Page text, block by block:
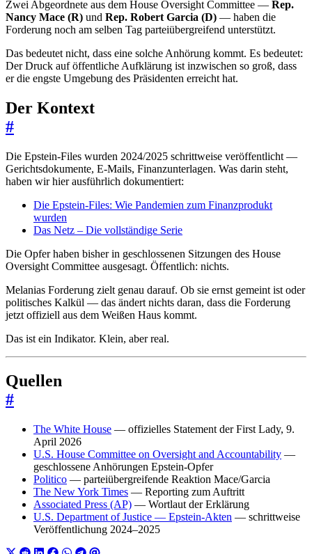
Zwei Abgeordnete aus dem House Oversight Committee — Rep.
Nancy Mace (R) und Rep. Robert Garcia (D) — haben die
Forderung noch am selben Tag parteiübergreifend unterstützt.
Das bedeutet nicht, dass eine solche Anhörung kommt. Es bedeutet:
Der Druck auf öffentliche Aufklärung ist inzwischen so groß, dass
er die engste Umgebung des Präsidenten erreicht hat.
Der Kontext
#
Die Epstein-Files wurden 2024/2025 schrittweise veröffentlicht —
Gerichtsdokumente, E-Mails, Finanzunterlagen. Was darin steht,
haben wir hier ausführlich dokumentiert:
Die Epstein-Files: Wie Pandemien zum Finanzprodukt
wurden
Das Netz – Die vollständige Serie
Die Opfer haben bisher in geschlossenen Sitzungen des House
Oversight Committee ausgesagt. Öffentlich: nichts.
Melanias Forderung zielt genau darauf. Ob sie ernst gemeint ist oder
politisches Kalkül — das ändert nichts daran, dass die Forderung
jetzt offiziell aus dem Weißen Haus kommt.
Das ist ein Indikator. Klein, aber real.
Quellen
#
The White House — offizielles Statement der First Lady, 9.
April 2026
U.S. House Committee on Oversight and Accountability —
geschlossene Anhörungen Epstein-Opfer
Politico — parteiübergreifende Reaktion Mace/Garcia
The New York Times — Reporting zum Auftritt
Associated Press (AP) — Wortlaut der Erklärung
U.S. Department of Justice — Epstein-Akten — schrittweise
Veröffentlichung 2024–2025